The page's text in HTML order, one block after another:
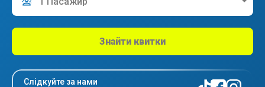
Знайти квитки
Слідкуйте за нами